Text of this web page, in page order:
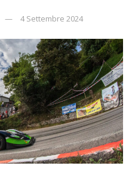
4 Settembre 2024